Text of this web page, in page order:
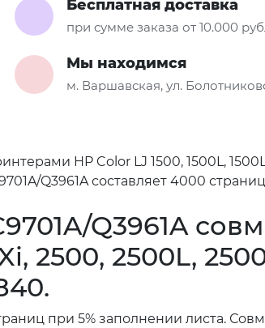
Бесплатная доставка
при сумме заказа от 10.000
Мы находимся
м. Варшавская, ул.
HP Color LJ 1500, 1500L,
Q3961A составляет 4000
Q3961A
2500, 2500L,
при 5% заполнении листа.